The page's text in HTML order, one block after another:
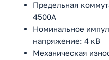
Предельная
4500А
Номинальное
напряжение: 4 кВ
Механическая